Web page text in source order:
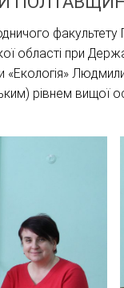
області при
«Екологія»
рівнем вищої